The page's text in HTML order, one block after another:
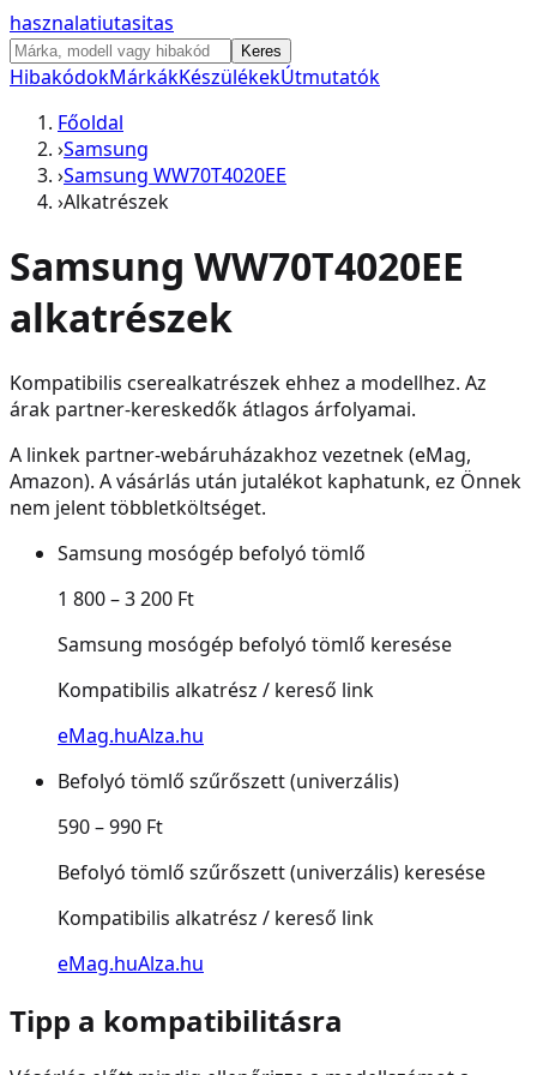
hasznalatiutasitas
Keres
HibakódokMárkákKészülékekÚtmutatók
Főoldal
›Samsung
›Samsung WW70T4020EE
›Alkatrészek
Samsung WW70T4020EE
alkatrészek
Kompatibilis cserealkatrészek ehhez a modellhez. Az
árak partner-kereskedők átlagos árfolyamai.
A linkek partner-webáruházakhoz vezetnek (eMag,
Amazon). A vásárlás után jutalékot kaphatunk, ez Önnek
nem jelent többletköltséget.
Samsung mosógép befolyó tömlő
1 800 – 3 200 Ft
Samsung mosógép befolyó tömlő keresése
Kompatibilis alkatrész / kereső link
eMag.huAlza.hu
Befolyó tömlő szűrőszett (univerzális)
590 – 990 Ft
Befolyó tömlő szűrőszett (univerzális) keresése
Kompatibilis alkatrész / kereső link
eMag.huAlza.hu
Tipp a kompatibilitásra